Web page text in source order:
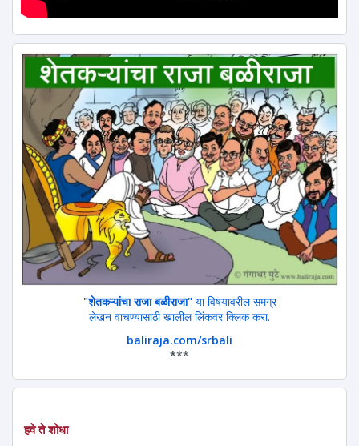
"शेतकऱ्यांचा राजा बळीराजा"या विषयावरील समग्र
लेखन वाचण्यासाठी खालील लिंकवर क्लिक करा.
baliraja.com/srbali
***
हवे ते शोधा